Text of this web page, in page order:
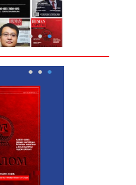
● ● ●
● ● ●